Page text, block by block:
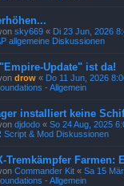
sky669 « Di 23 Jun, 2026
allgemeine Diskussionen
Update" ist da!
drow « Do 11 Jun, 2026
- Allgemein
installiert keine
djdodo « So 24 Aug, 2025
Script & Mod Diskussionen
Tremkämpfer Farmen:
Commander Kit « Sa 15
- Allgemein